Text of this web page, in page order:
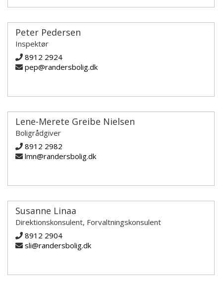
Peter Pedersen
Inspektør
8912 2924
pep@randersbolig.dk
Lene-Merete Greibe Nielsen
Boligrådgiver
8912 2982
lmn@randersbolig.dk
Susanne Linaa
Direktionskonsulent, Forvaltningskonsulent
8912 2904
sli@randersbolig.dk